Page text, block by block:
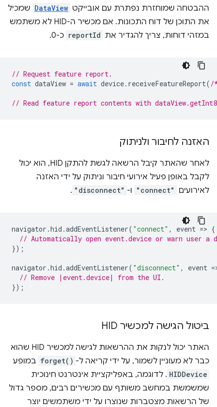
ההבטחה שמוחזרת נפתרת עם אובייקט DataView שמכיל
את התוכן של דוח התכונות. אם מכשיר ה-HID לא משתמש
במזהי דוחות, צריך להגדיר את reportId כ-0.
// Request feature report.
const dataView = await device. receiveFeatureReport( /
// Read feature report contents with
האזנה לחיבור ולניתוק
לאחר שהאתר קיבל הרשאה לגשת להתקן HID, הוא יכול
לקבל באופן פעיל אירועי חיבור וניתוק על ידי האזנה
לאירועים
"connect" ו- "disconnect"
.
navigator .hid .addEventListener( "connect" , event => {
// Automatically open event.device or warn user
});
navigator .hid .addEventListener( "disconnect" , event =
// Remove |event.device| from the UI.
});
ביטול הגישה למכשיר HID
האתר יכול לנקות את ההרשאות לגישה למכשיר HID שהוא
כבר לא מעוניין לשמור, על ידי קריאה ל- forget() במופע
HIDDevice . לדוגמה, באפליקציית אינטרנט חינוכית
שמשמשת במחשב משותף עם מכשירים רבים, מספר גדול
של הרשאות מצטברות שנוצרו על ידי משתמשים יוצר